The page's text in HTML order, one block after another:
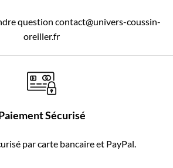
question contact@univers-coussin-
oreiller.fr
Sécurisé
par carte bancaire et PayPal.